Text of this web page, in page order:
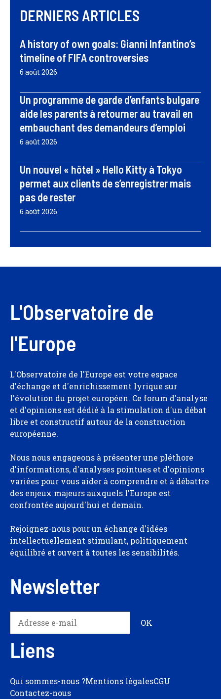
DERNIERS ARTICLES
A history of own goals: Gianni Infantino’s
timeline of FIFA controversies
6 août 2026
Un programme de garde d’enfants bulgare
aide les parents à retourner au travail en
embauchant des demandeurs d’emploi
6 août 2026
Un nouvel « hôtel » Hello Kitty à Tokyo
permet aux clients de s’enregistrer mais
pas de rester
6 août 2026
L'Observatoire de
l'Europe
L'Observatoire de l'Europe est votre espace
d'échange et d'enrichissement lyrique sur
l'évolution du projet européen. Ce forum d'analyse
et d'opinions est dédié à la stimulation d'un débat
libre et constructif autour de la construction
européenne.
Nous nous engageons à présenter une pléthore
d'informations, d'analyses pointues et d'opinions
variées pour vous aider à comprendre et à débattre
des enjeux majeurs auxquels l'Europe est
confrontée aujourd'hui et demain.
Rejoignez-nous pour un échange d'idées
intellectuellement stimulant, politiquement
équilibré et ouvert à toutes les sensibilités.
Newsletter
Liens
Qui sommes-nous ?Mentions légalesCGU
Contactez-nous